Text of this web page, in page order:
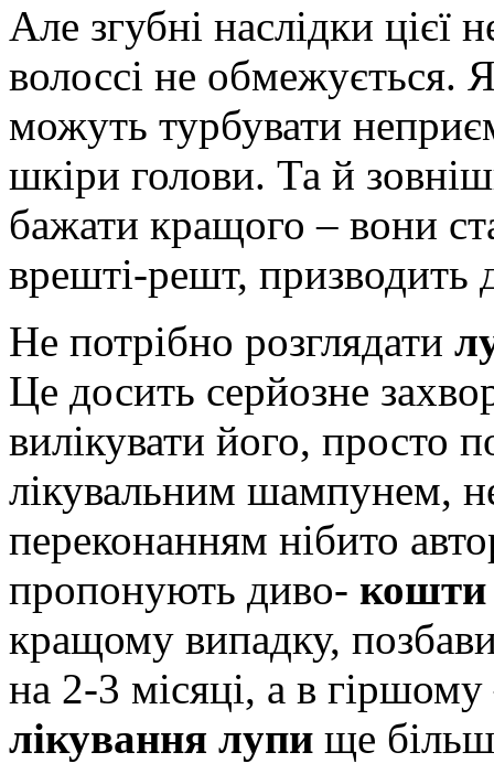
Але згубні наслідки
волоссі не
можуть турбувати
шкіри голови. Та й
бажати кращого – вони
врешті-решт, призводить
Не потрібно розглядати
Це досить серйозне
вилікувати його, просто
лікувальним шампунем,
переконанням нібито
пропонують диво- кошти
кращому випадку,
на 2-3 місяці, а в
лікування лупи ще